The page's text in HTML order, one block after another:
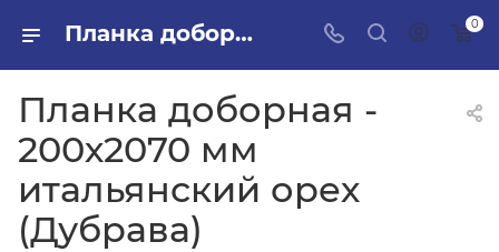
Планка доборная - 200х2070 мм итальянский орех (Дубрава) в ПИЛОН — купить стройматериалы в интернет-магазине ПИЛОН с доставкой оптом и в розницу 0
Планка доборная -
200х2070 мм
итальянский орех
(Дубрава)